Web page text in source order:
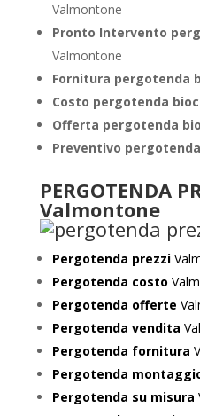
Valmontone
Pronto Intervento
Valmontone
Fornitura pergotenda
Costo pergotenda
Offerta pergotenda
Preventivo
PERGOTENDA
Valmontone
Pergotenda prezzi
Pergotenda costo
Pergotenda offerte
Pergotenda vendita
Pergotenda fornitura
Pergotenda
Pergotenda su misura